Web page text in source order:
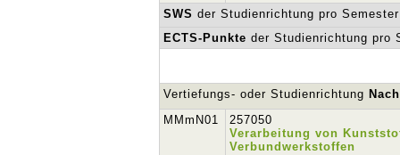
SWS der Studienrichtung pro Semester
ECTS-Punkte der Studienrichtung pro
Vertiefungs- oder Studienrichtung
MMmN01
257050
Verarbeitung von
Verbundwerkstoffen